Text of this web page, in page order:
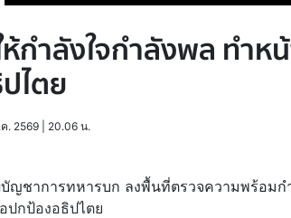
กำลังใจกำลังพล ทำ
ไตย
. 2569 | 20.06 น.
ญชาการทหารบก ลงพื้นที่ตรวจความพร้อมก
ปกป้องอธิปไตย